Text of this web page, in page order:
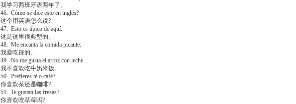
我学习西班牙语两年了。
46. Cómo se dice esto en inglés?
这个用英语怎么说?
47. Esto es típico de aquí.
这是这里很典型的。
48. Me encanta la comida picante.
我爱吃辣的。
49. No me gusta el arroz con leche.
我不喜欢吃牛奶米饭。
50. Prefieres té o café?
你喜欢茶还是咖啡?
51. Te gustan las fresas?
你喜欢吃草莓吗?